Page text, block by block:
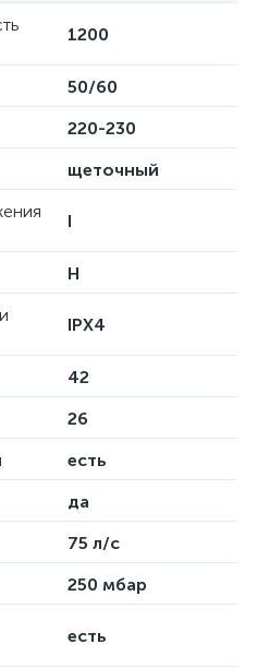
1200
50/60
220-230
щеточный
I
H
IPX4
42
26
есть
да
75 л/с
250 мбар
есть